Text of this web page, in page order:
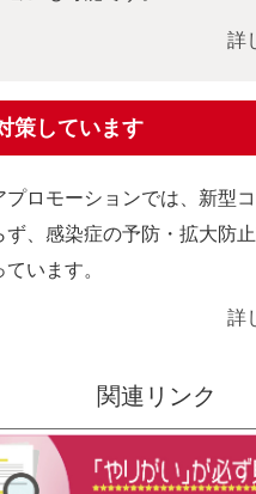
詳
策しています
プロモーションでは、新型
ず、感染症の予防・拡大防
います。
詳
関連リンク